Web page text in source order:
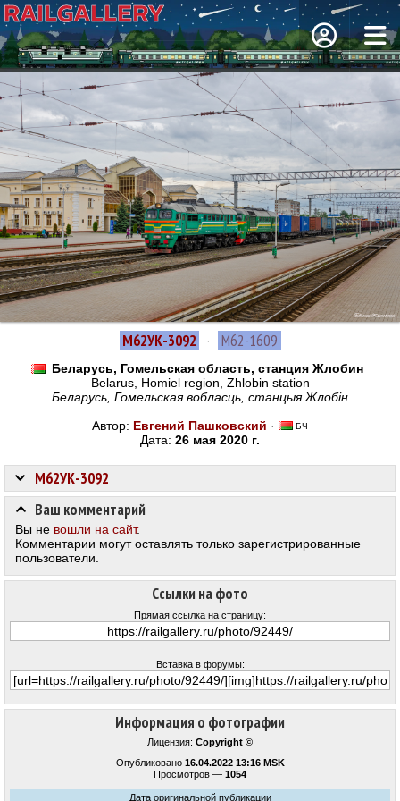
М62УК-3092 · М62-1609
Беларусь, Гомельская область, станция Жлобин
Belarus, Homiel region, Zhlobin station
Беларусь, Гомельская вобласць, станцыя Жлобін
Автор: Евгений Пашковский · БЧ
Дата: 26 мая 2020 г.
Информация о фотографии
Лицензия: Copyright ©
Опубликовано 16.04.2022 13:16 MSK
Просмотров — 1054
Дата оригинальной публикации
Ссылки на фото
Прямая ссылка на страницу:
Вставка в форумы:
М62УК-3092
Ваш комментарий
Вы не вошли на сайт.
Комментарии могут оставлять только зарегистрированные
пользователи.